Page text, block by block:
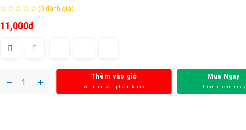
(0 đánh giá)
11,000đ
Thêm vào giỏ
và mua sản phẩm khác
Mua Ngay
Thanh toán ngay